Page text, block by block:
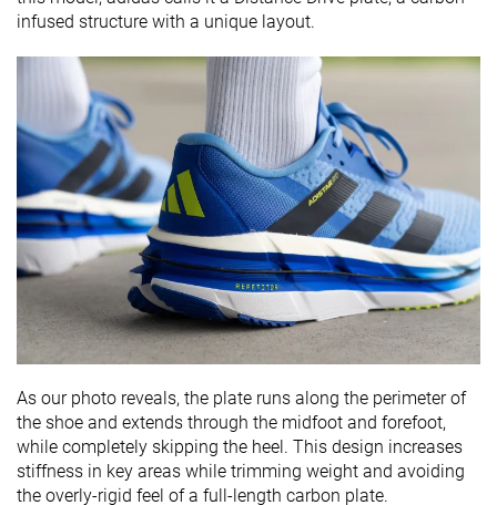
infused structure with a unique layout.
As our photo reveals, the plate runs along the perimeter of
the shoe and extends through the midfoot and forefoot,
while completely skipping the heel. This design increases
stiffness in key areas while trimming weight and avoiding
the overly-rigid feel of a full-length carbon plate.